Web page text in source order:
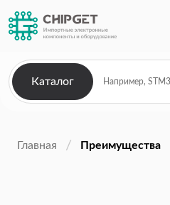
Каталог
Главная Преимущества